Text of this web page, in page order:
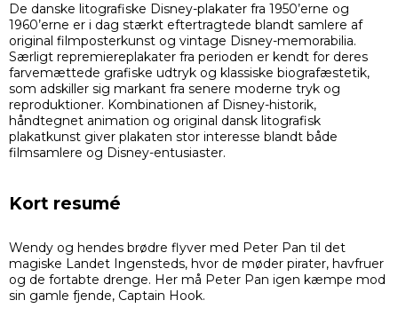
De danske litografiske Disney-plakater fra 1950’erne og
1960’erne er i dag stærkt eftertragtede blandt samlere af
original filmposterkunst og vintage Disney-memorabilia.
Særligt repremiereplakater fra perioden er kendt for deres
farvemættede grafiske udtryk og klassiske biografæstetik,
som adskiller sig markant fra senere moderne tryk og
reproduktioner. Kombinationen af Disney-historik,
håndtegnet animation og original dansk litografisk
plakatkunst giver plakaten stor interesse blandt både
filmsamlere og Disney-entusiaster.
Kort resumé
Wendy og hendes brødre flyver med Peter Pan til det
magiske Landet Ingensteds, hvor de møder pirater, havfruer
og de fortabte drenge. Her må Peter Pan igen kæmpe mod
sin gamle fjende, Captain Hook.